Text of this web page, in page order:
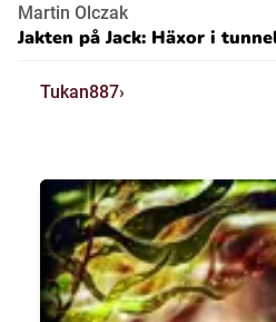
Martin Olczak
Jakten på Jack: Häxor i
Tukan887